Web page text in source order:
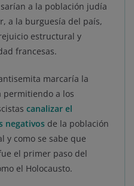
a la población judía
a la burguesía del país,
estructural y
francesas.
marcaría la
permitiendo a los
canalizar el
negativos de la población
y como se sabe que
el primer paso del
el Holocausto.
Aceptar cookies
Política de cookies